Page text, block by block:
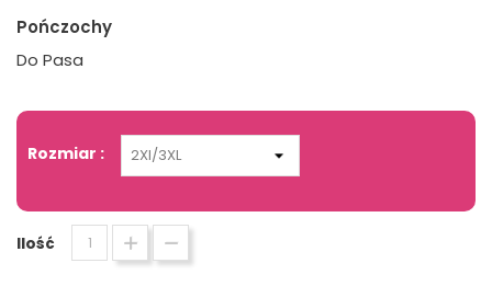
Pończochy
Do Pasa
Rozmiar :
Ilość